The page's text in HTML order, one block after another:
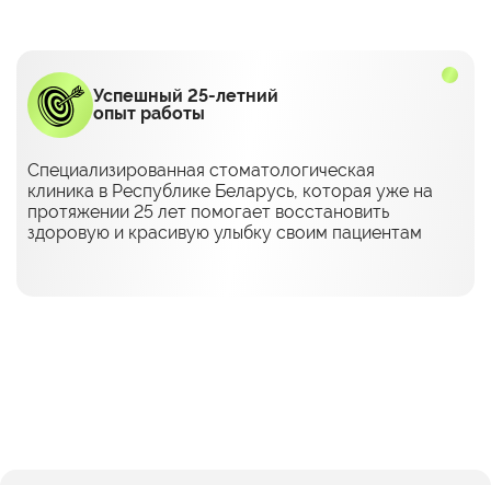
Успешный 25-летний
опыт работы
Специализированная стоматологическая
клиника в Республике Беларусь, которая уже на
протяжении 25 лет помогает восстановить
здоровую и красивую улыбку своим пациентам